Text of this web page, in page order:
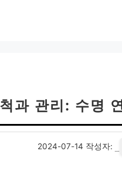
과 관리: 수명
2024-07-14 작성자: